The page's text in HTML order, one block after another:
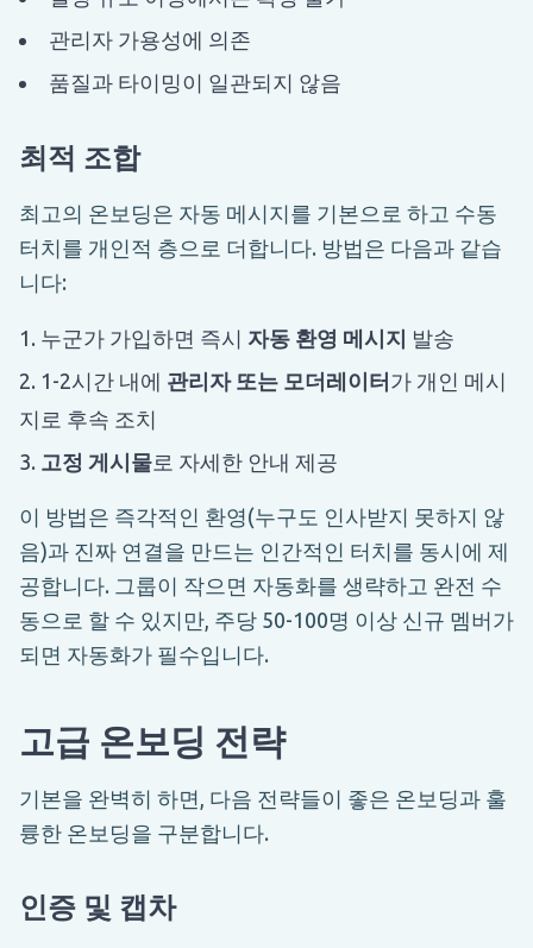
관리자 가용성에 의존
품질과 타이밍이 일관되지 않음
최적 조합
최고의 온보딩은 자동 메시지를 기본으로 하고 수동
터치를 개인적 층으로 더합니다. 방법은 다음과 같습
니다:
누군가 가입하면 즉시 자동 환영 메시지 발송
1-2시간 내에 관리자 또는 모더레이터 가 개인 메시
지로 후속 조치
고정 게시물로 자세한 안내 제공
이 방법은 즉각적인 환영(누구도 인사받지 못하지 않
음)과 진짜 연결을 만드는 인간적인 터치를 동시에 제
공합니다. 그룹이 작으면 자동화를 생략하고 완전 수
동으로 할 수 있지만, 주당 50-100명 이상 신규 멤버가
되면 자동화가 필수입니다.
고급 온보딩 전략
기본을 완벽히 하면, 다음 전략들이 좋은 온보딩과 훌
륭한 온보딩을 구분합니다.
인증 및 캡차